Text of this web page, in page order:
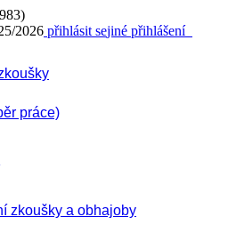
2026 přihlásit sejiné přihlášení
práce)
zkoušky a obhajoby